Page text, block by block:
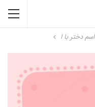
اسم دختر با ا